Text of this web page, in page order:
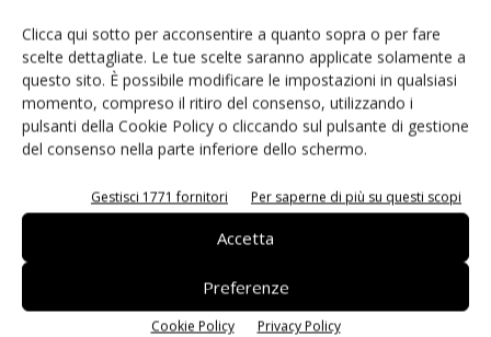
Clicca qui sotto per acconsentire a quanto sopra o per fare
scelte dettagliate. Le tue scelte saranno applicate solamente a
questo sito. È possibile modificare le impostazioni in qualsiasi
momento, compreso il ritiro del consenso, utilizzando i
pulsanti della Cookie Policy o cliccando sul pulsante di gestione
del consenso nella parte inferiore dello schermo.
Gestisci 1771 fornitori Per saperne di più su questi scopi
Accetta
Preferenze
Cookie Policy Privacy Policy
Per Natale i cesti di frutta esotica di
McGarlet